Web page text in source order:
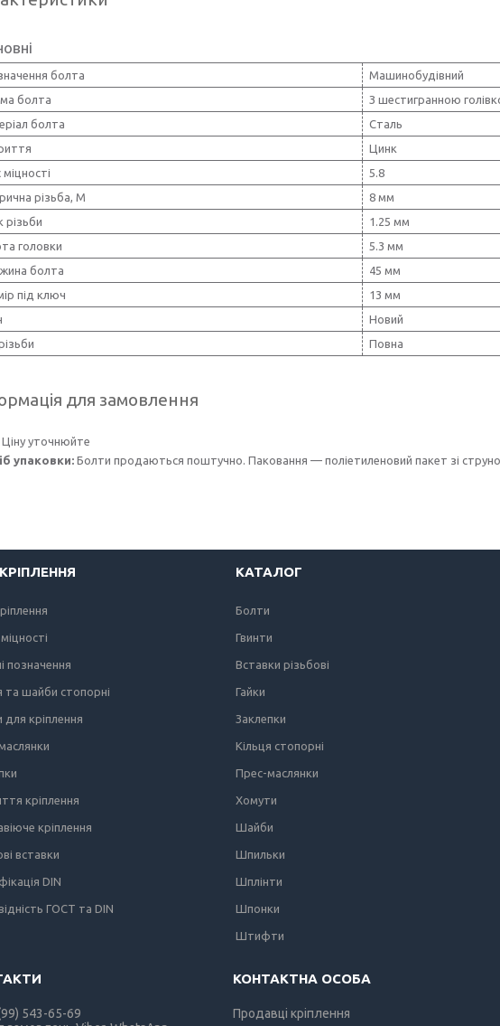
болта
Машинобудівний
болта
З шестигранною
болта
Сталь
Цинк
5.8
різьба, М
8 мм
різьби
1.25 мм
головки
5.3 мм
болта
45 мм
під ключ
13 мм
Новий
Повна
для замовлення
Ціну уточнюйте
упаковки: Болти продаються поштучно. Паковання — поліетиленовий пакет зі
позначення
та шайби стопорні
для кріплення
кріплення
кріплення
вставки
DIN
ГОСТ та DIN
КАТАЛОГ
Болти
Гвинти
Вставки різьбові
Гайки
Заклепки
Кільця стопорні
Прес-маслянки
Хомути
Шайби
Шпильки
Шплінти
Шпонки
Штифти
543-65-69
Продавці кріплення